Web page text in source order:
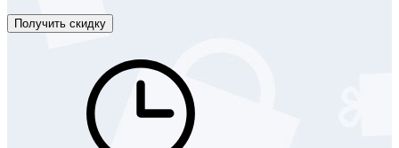
Получить скидку